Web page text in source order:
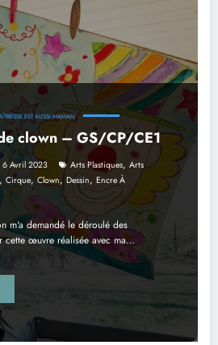
EST AUSSI MAMAN
clown – GS/CP/CE1
6 Avril 2023 Arts Plastiques, Arts
, Cirque,Clown, Dessin, Encre À
m'a demandé le déroulé des
cette œuvre réalisée avec ma…